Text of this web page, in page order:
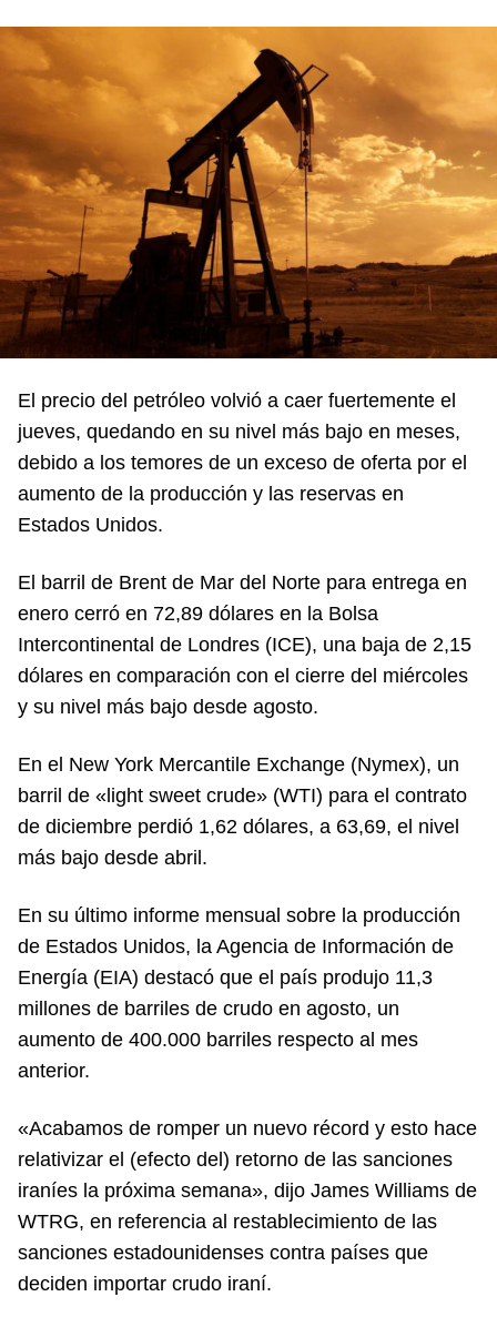
El precio del petróleo volvió a caer fuertemente el
jueves, quedando en su nivel más bajo en meses,
debido a los temores de un exceso de oferta por el
aumento de la producción y las reservas en
Estados Unidos.
El barril de Brent de Mar del Norte para entrega en
enero cerró en 72,89 dólares en la Bolsa
Intercontinental de Londres (ICE), una baja de 2,15
dólares en comparación con el cierre del miércoles
y su nivel más bajo desde agosto.
En el New York Mercantile Exchange (Nymex), un
barril de «light sweet crude» (WTI) para el contrato
de diciembre perdió 1,62 dólares, a 63,69, el nivel
más bajo desde abril.
En su último informe mensual sobre la producción
de Estados Unidos, la Agencia de Información de
Energía (EIA) destacó que el país produjo 11,3
millones de barriles de crudo en agosto, un
aumento de 400.000 barriles respecto al mes
anterior.
«Acabamos de romper un nuevo récord y esto hace
relativizar el (efecto del) retorno de las sanciones
iraníes la próxima semana», dijo James Williams de
WTRG, en referencia al restablecimiento de las
sanciones estadounidenses contra países que
deciden importar crudo iraní.